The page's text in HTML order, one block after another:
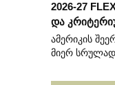
2026-27
და
ამერიკის
მიერ სრულად